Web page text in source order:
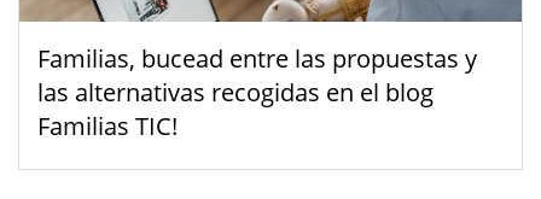
Familias, bucead entre las propuestas y
las alternativas recogidas en el blog
Familias TIC!